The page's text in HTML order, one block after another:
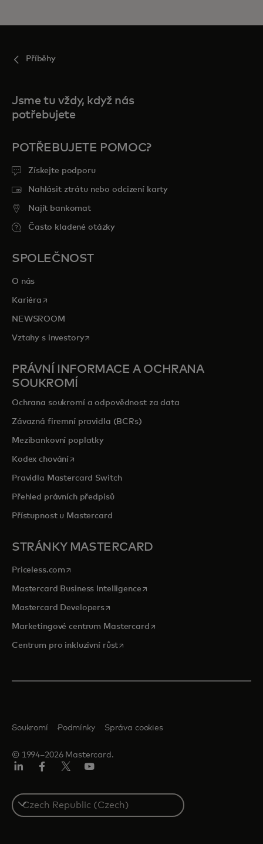
Příběhy
Jsme tu vždy, když nás
potřebujete
POTŘEBUJETE POMOC?
Získejte podporu
Nahlásit ztrátu nebo odcizení karty
Najít bankomat
Často kladené otázky
SPOLEČNOST
O nás
Kariéra opens in a new tab
NEWSROOM
Vztahy s investoryopens in a new tab
PRÁVNÍ INFORMACE A OCHRANA
SOUKROMÍ
Ochrana soukromí a odpovědnost za data
Závazná firemní pravidla (BCRs)
Mezibankovní poplatky
Kodex chováníopens in a new tab
Pravidla Mastercard Switch
Přehled právních předpisů
Přístupnost u Mastercard
STRÁNKY MASTERCARD
Priceless.com opens in a new tab
Mastercard Business Intelligenceopens in a new tab
Mastercard Developersopens in a new tab
Marketingové centrum Mastercardopens in a new tab
Centrum pro inkluzivní růstopens in a new tab
© 1994–2026 Mastercard.
Soukromí Podmínky Správa cookies
Select
a
country